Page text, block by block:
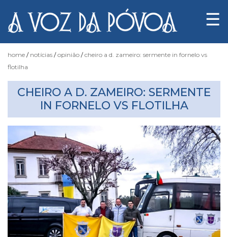
Notícias
Fotógrafo
Acaso
Luas
e
Marés
Histórico
☰
home notícias opinião
cheiro a d. zameiro: sermente in fornelo vs
flotilha
CHEIRO A D. ZAMEIRO: SERMENTE
IN FORNELO VS FLOTILHA